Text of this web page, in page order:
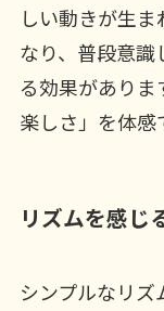
しい動きが生
なり、普段意
る効果がありま
楽しさ」を体感
リズムを感じ
シンプルなリ